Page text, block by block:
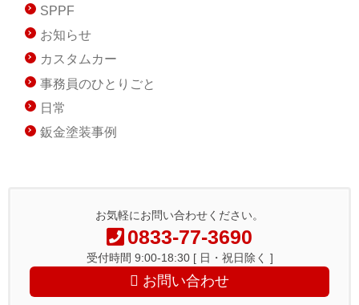
SPPF
お知らせ
カスタムカー
事務員のひとりごと
日常
鈑金塗装事例
お気軽にお問い合わせください。
0833-77-3690
受付時間 9:00-18:30 [ 日・祝日除く ]
お問い合わせ